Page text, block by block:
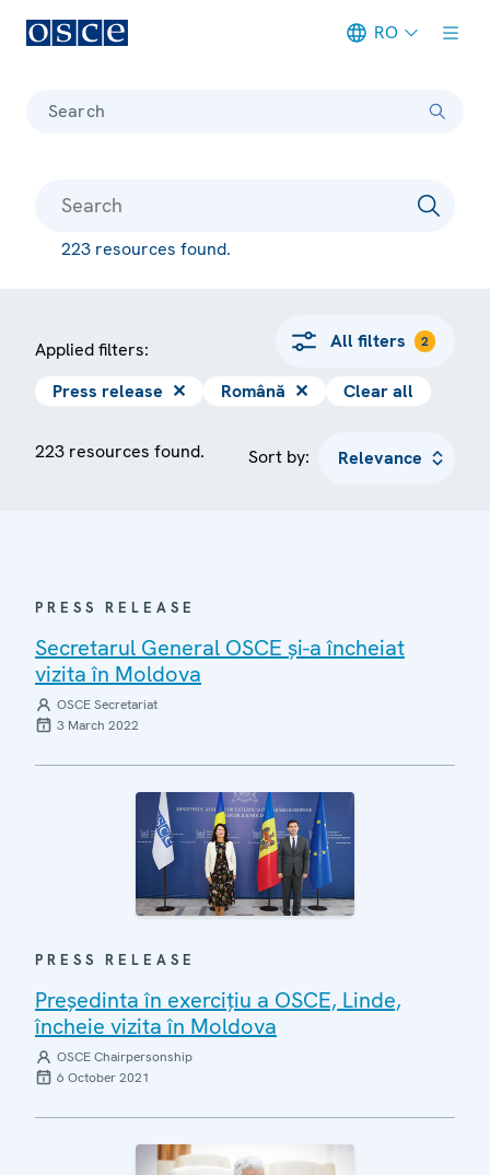
RO
Search
223 resources found.
Applied filters: All filters 2
Press release ✕ Română ✕ Clear all
223 resources found. Sort by:
PRESS RELEASE
Secretarul General OSCE și-a încheiat
vizita în Moldova
OSCE Secretariat
3 March 2022
PRESS RELEASE
Președinta în exercițiu a OSCE, Linde,
încheie vizita în Moldova
OSCE Chairpersonship
6 October 2021